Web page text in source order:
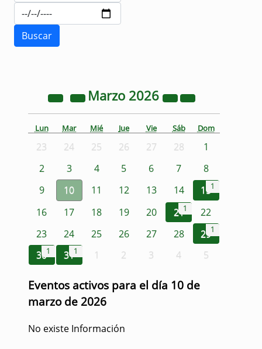
Marzo 2026
Lun Mar Mié Jue Vie Sáb Dom
23 24 25 26 27 28
1
2
3 4 5 6 7
8
9
10 11 12 13 14 151
16 17 18 19 20 211
22
23
24 25 26 27 28 291
301 311 1 2 3 4 5
Eventos activos para el día 10 de
marzo de 2026
No existe Información